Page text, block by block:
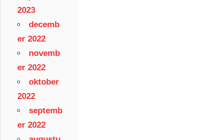
2023
decemb
er 2022
novemb
er 2022
oktober
2022
septemb
er 2022